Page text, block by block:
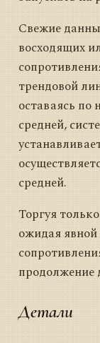
Свежие
восходящих
трендовой
оставаясь по
средней,
средней.
Торгуя
ожидая
продолжение
Детали